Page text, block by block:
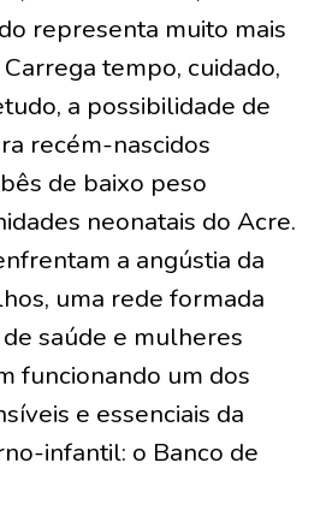
representa muito mais
tempo, cuidado,
a possibilidade de
recém-nascidos
de baixo peso
neonatais do Acre.
a angústia da
uma rede formada
saúde e mulheres
funcionando um dos
e essenciais da
infantil: o Banco de